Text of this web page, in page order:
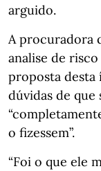
arguido.
A procuradora
analise de
proposta desta
dúvidas de
o fizessem”.
“Foi o que ele